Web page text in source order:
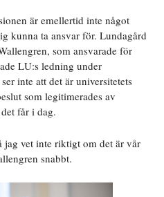
är emellertid inte något
kunna ta ansvar för. Lundagård
som ansvarade för
LU:s ledning under
inte att det är universitetets
som legitimerades av
får i dag.
jag vet inte riktigt om det är vår
snabbt.